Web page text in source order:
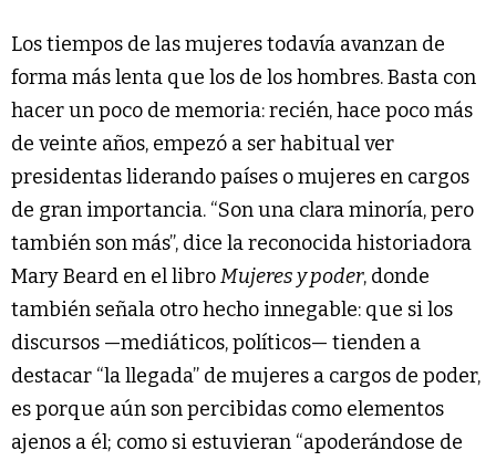
Los tiempos de las mujeres todavía avanzan de
forma más lenta que los de los hombres. Basta con
hacer un poco de memoria: recién, hace poco más
de veinte años, empezó a ser habitual ver
presidentas liderando países o mujeres en cargos
de gran importancia. “Son una clara minoría, pero
también son más”, dice la reconocida historiadora
Mary Beard en el libroMujeres y poder, donde
también señala otro hecho innegable: que si los
discursos —mediáticos, políticos— tienden a
destacar “la llegada” de mujeres a cargos de poder,
es porque aún son percibidas como elementos
ajenos a él; como si estuvieran “apoderándose de